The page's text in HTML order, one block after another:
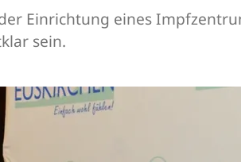
Einrichtung eines
sein.